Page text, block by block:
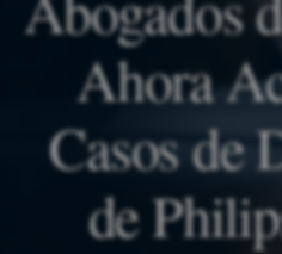
Ahora
Casos de
de